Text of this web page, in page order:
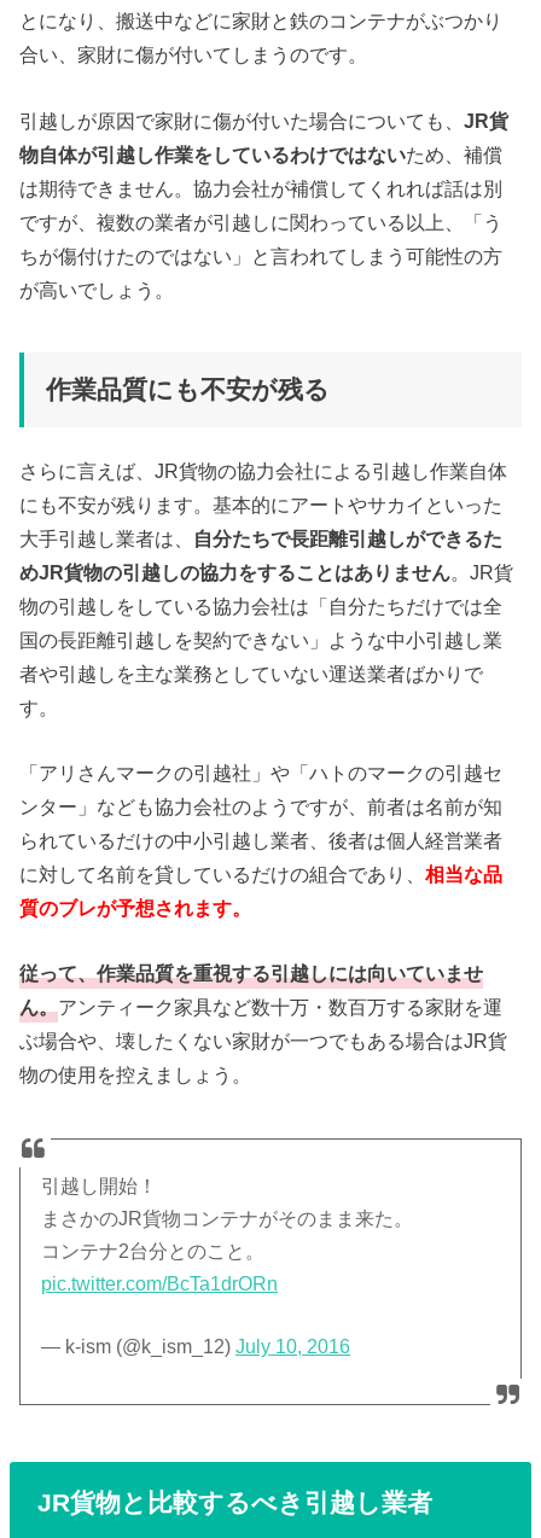
とになり、搬送中などに家財と鉄のコンテナがぶつかり
合い、家財に傷が付いてしまうのです。
引越しが原因で家財に傷が付いた場合についても、JR貨
物自体が引越し作業をしているわけではないため、補償
は期待できません。協力会社が補償してくれれば話は別
ですが、複数の業者が引越しに関わっている以上、「う
ちが傷付けたのではない」と言われてしまう可能性の方
が高いでしょう。
作業品質にも不安が残る
さらに言えば、JR貨物の協力会社による引越し作業自体
にも不安が残ります。基本的にアートやサカイといった
大手引越し業者は、 自分たちで長距離引越しができるた
めJR貨物の引越しの協力をすることはありません 。JR貨
物の引越しをしている協力会社は「自分たちだけでは全
国の長距離引越しを契約できない」ような中小引越し業
者や引越しを主な業務としていない運送業者ばかりで
す。
「アリさんマークの引越社」や「ハトのマークの引越セ
ンター」なども協力会社のようですが、前者は名前が知
られているだけの中小引越し業者、後者は個人経営業者
に対して名前を貸しているだけの組合であり、相当な品
質のブレが予想されます。
従って、作業品質を重視する引越しには向いていませ
ん。アンティーク家具など数十万・数百万する家財を運
ぶ場合や、壊したくない家財が一つでもある場合はJR貨
物の使用を控えましょう。
引越し開始！
まさかのJR貨物コンテナがそのまま来た。
コンテナ2台分とのこと。
pic.twitter.com/BcTa1drORn
— k-ism (@k_ism_12)July 10, 2016
JR貨物と比較するべき引越し業者